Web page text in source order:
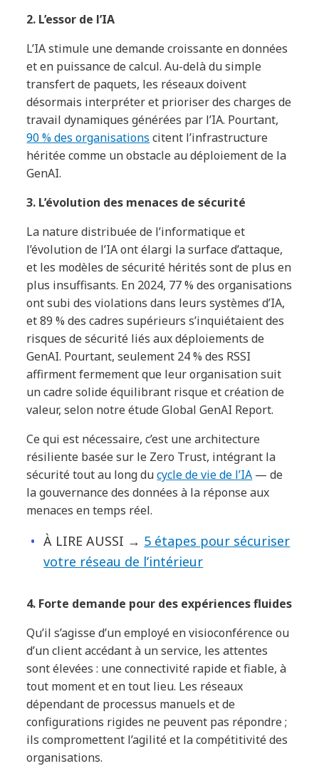
2. L’essor de l’IA
L’IA stimule une demande croissante en données
et en puissance de calcul. Au-delà du simple
transfert de paquets, les réseaux doivent
désormais interpréter et prioriser des charges de
travail dynamiques générées par l’IA. Pourtant,
90 % des organisations citent l’infrastructure
héritée comme un obstacle au déploiement de la
GenAI.
3. L’évolution des menaces de sécurité
La nature distribuée de l’informatique et
l’évolution de l’IA ont élargi la surface d’attaque,
et les modèles de sécurité hérités sont de plus en
plus insuffisants. En 2024, 77 % des organisations
ont subi des violations dans leurs systèmes d’IA,
et 89 % des cadres supérieurs s’inquiétaient des
risques de sécurité liés aux déploiements de
GenAI. Pourtant, seulement 24 % des RSSI
affirment fermement que leur organisation suit
un cadre solide équilibrant risque et création de
valeur, selon notre étude Global GenAI Report.
Ce qui est nécessaire, c’est une architecture
résiliente basée sur le Zero Trust, intégrant la
sécurité tout au long ducycle de vie de l’IA — de
la gouvernance des données à la réponse aux
menaces en temps réel.
À LIRE AUSSI → 5 étapes pour sécuriser
votre réseau de l’intérieur
4. Forte demande pour des expériences fluides
Qu’il s’agisse d’un employé en visioconférence ou
d’un client accédant à un service, les attentes
sont élevées : une connectivité rapide et fiable, à
tout moment et en tout lieu. Les réseaux
dépendant de processus manuels et de
configurations rigides ne peuvent pas répondre ;
ils compromettent l’agilité et la compétitivité des
organisations.